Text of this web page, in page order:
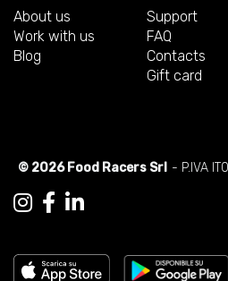
About us
Work with us
Blog
Support
FAQ
Contacts
Gift card
© 2026 Food Racers Srl - P.IVA